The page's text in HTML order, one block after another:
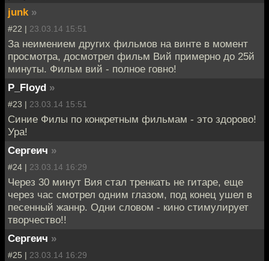
junk »
#22 | 23.03.14 15:51
За неимением других фильмов на винте в момент
просмотра, досмотрел фильм Вий примерно до 25й
минуты. Фильм вий - полное говно!
P_Floyd »
#23 | 23.03.14 15:51
Синие Филы по конкретным фильмам - это здорово!
Ура!
Сергеич »
#24 | 23.03.14 16:29
Через 30 минут Вия стал тренкать не гитаре, еще
через час смотрел одним глазом, под конец ушел в
песенный жаннр. Одни словом - кино стимулирует
творчество!!
Сергеич »
#25 | 23.03.14 16:29